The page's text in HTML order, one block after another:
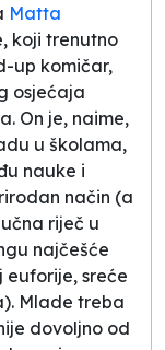
Matta
koji trenutno
up komičar,
osjećaja
On je, naime,
u školama,
nauke i
način (a
riječ u
najčešće
euforije, sreće
Mlade treba
dovoljno od